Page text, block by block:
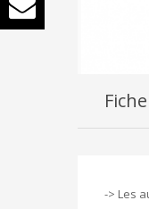
-> Les